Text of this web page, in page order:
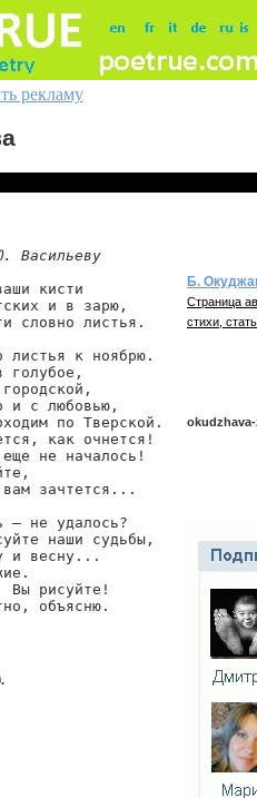
рекламу
Васильеву
кисти
и в зарю,
словно листья.
листья к ноябрю.
голубое,
и с любовью,
по Тверской.
как очнется!
не началось!
зачтется...
— не удалось?
наши судьбы,
и весну...
Вы рисуйте!
объясню.
Б.
Страница
стихи,